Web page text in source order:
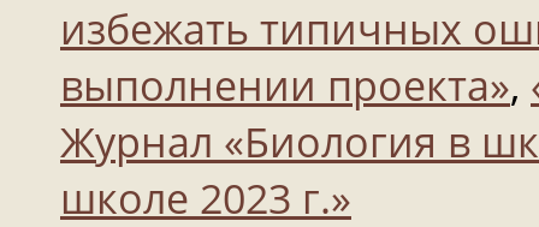
избежать типичных
выполнении проекта»,
Журнал «Биология в
школе 2023 г.»